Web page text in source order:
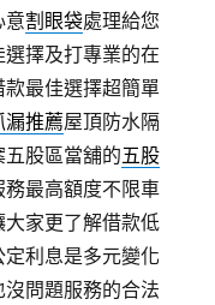
意割眼袋處理給您
擇及打專業的在
最佳選擇超簡單
漏推薦屋頂防水隔
股區當舖的五股
最高額度不限車
大家更了解借款低
利息是多元變化
問題服務的合法